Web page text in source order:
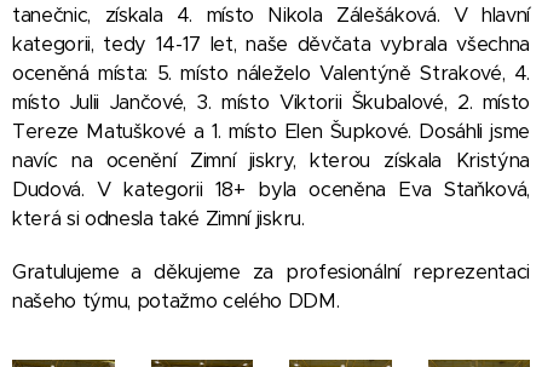
tanečnic, získala 4. místo Nikola Zálešáková. V hlavní
kategorii, tedy 14-17 let, naše děvčata vybrala všechna
oceněná místa: 5. místo náleželo Valentýně Strakové, 4.
místo Julii Jančové, 3. místo Viktorii Škubalové, 2. místo
Tereze Matuškové a 1. místo Elen Šupkové. Dosáhli jsme
navíc na ocenění Zimní jiskry, kterou získala Kristýna
Dudová. V kategorii 18+ byla oceněna Eva Staňková,
která si odnesla také Zimní jiskru.
Gratulujeme a děkujeme za profesionální reprezentaci
našeho týmu, potažmo celého DDM.